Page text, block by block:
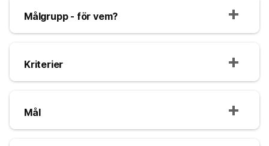
Målgrupp - för vem?
Kriterier
Mål